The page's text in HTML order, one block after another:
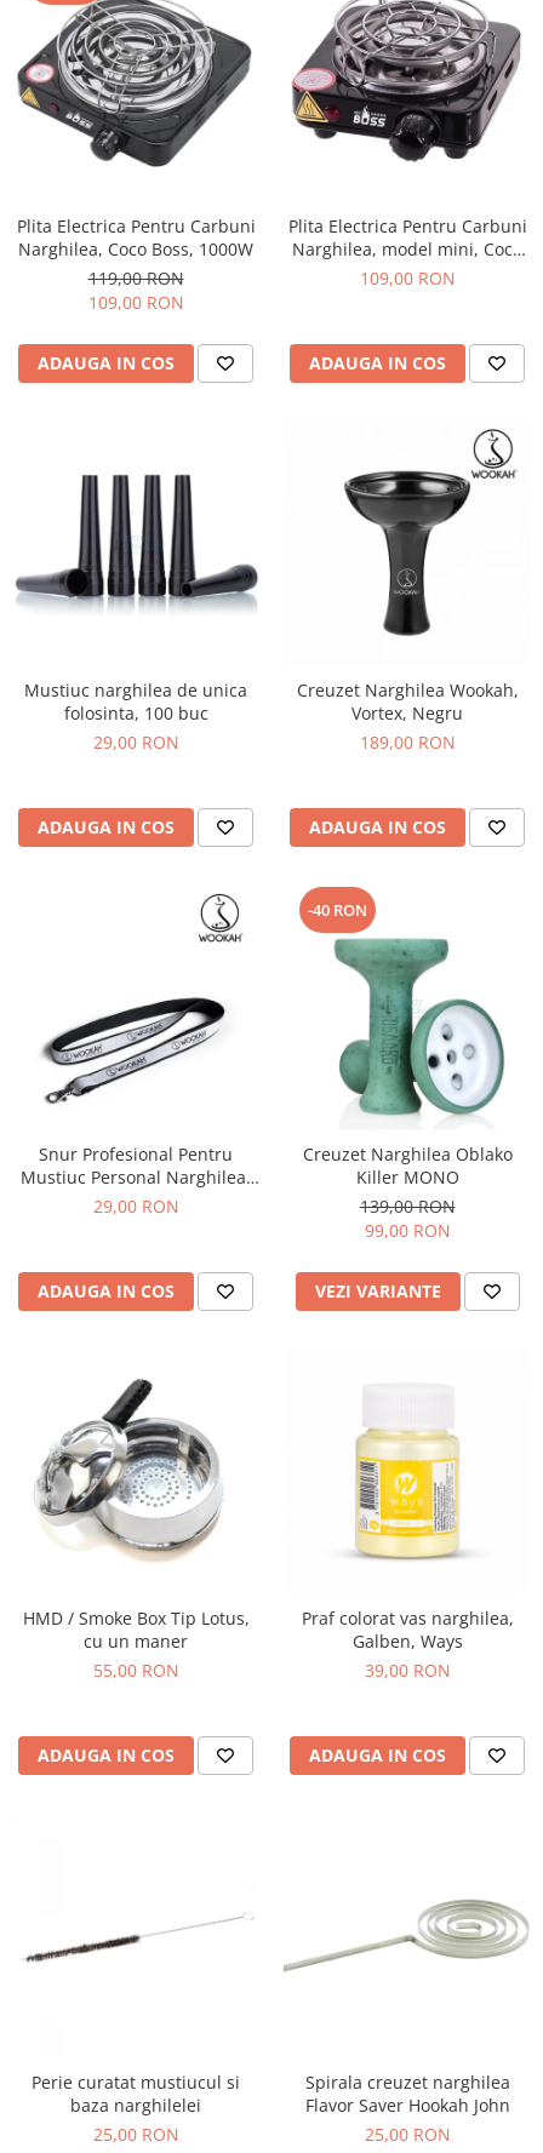
Plita Electrica Pentru Carbuni
Narghilea, Coco Boss, 1000W
119,00 RON
109,00 RON
ADAUGA IN COS
Plita Electrica Pentru Carbuni
Narghilea, model mini, Coco
Boss, 500w
109,00 RON
ADAUGA IN COS
Mustiuc narghilea de unica
folosinta, 100 buc
29,00 RON
ADAUGA IN COS
Creuzet Narghilea Wookah,
Vortex, Negru
189,00 RON
ADAUGA IN COS
Snur Profesional Pentru
Mustiuc Personal Narghilea,
Wookah
29,00 RON
ADAUGA IN COS
-40 RON
Creuzet Narghilea Oblako
Killer MONO
139,00 RON
99,00 RON
VEZI VARIANTE
HMD / Smoke Box Tip Lotus,
cu un maner
55,00 RON
ADAUGA IN COS
Praf colorat vas narghilea,
Galben, Ways
39,00 RON
ADAUGA IN COS
Perie curatat mustiucul si
baza narghilelei
25,00 RON
Spirala creuzet narghilea
Flavor Saver Hookah John
25,00 RON